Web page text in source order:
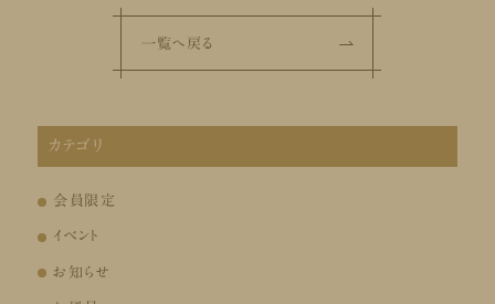
一覧へ戻る
カテゴリ
会員限定
イベント
お知らせ